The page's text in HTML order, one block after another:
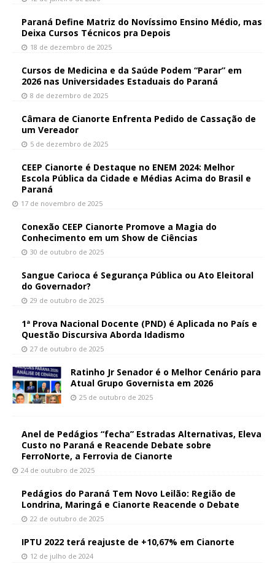
Paraná Define Matriz do Novíssimo Ensino Médio, mas
Deixa Cursos Técnicos pra Depois
18 de dezembro de 2025
Cursos de Medicina e da Saúde Podem “Parar” em
2026 nas Universidades Estaduais do Paraná
8 de dezembro de 2025
Câmara de Cianorte Enfrenta Pedido de Cassação de
um Vereador
5 de dezembro de 2025
CEEP Cianorte é Destaque no ENEM 2024: Melhor
Escola Pública da Cidade e Médias Acima do Brasil e
Paraná
17 de novembro de 2025
Conexão CEEP Cianorte Promove a Magia do
Conhecimento em um Show de Ciências
30 de outubro de 2025
Sangue Carioca é Segurança Pública ou Ato Eleitoral
do Governador?
29 de outubro de 2025
1ª Prova Nacional Docente (PND) é Aplicada no País e
Questão Discursiva Aborda Idadismo
27 de outubro de 2025
Ratinho Jr Senador é o Melhor Cenário para
Atual Grupo Governista em 2026
25 de outubro de 2025
Anel de Pedágios “fecha” Estradas Alternativas, Eleva
Custo no Paraná e Reacende Debate sobre
FerroNorte, a Ferrovia de Cianorte
24 de outubro de 2025
Pedágios do Paraná Tem Novo Leilão: Região de
Londrina, Maringá e Cianorte Reacende o Debate
22 de outubro de 2025
IPTU 2022 terá reajuste de +10,67% em Cianorte
12 de julho de 2024